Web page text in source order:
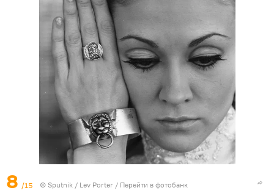
8 /15 © Sputnik / Lev Porter / Перейти в фотобанк